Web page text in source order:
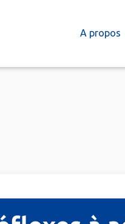
A propos